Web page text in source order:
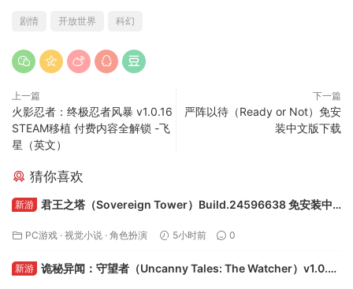
剧情 开放世界 科幻
上一篇
火影忍者：终极忍者风暴 v1.0.16
STEAM移植 付费内容全解锁 -飞
星（英文）
下一篇
严阵以待（Ready or Not）免安
装中文版下载
猜你喜欢
新游 君王之塔（Sovereign Tower）Build.24596638 免安装中
PC游戏 · 视觉小说 · 角色扮演 5小时前 0
新游 诡秘异闻：守望者（Uncanny Tales: The Watcher）v1.0.8